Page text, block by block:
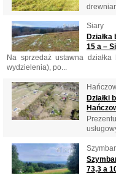
Siary
15 a –
Na sprzedaż ustawna
wydzielenia), po...
Działki
73,3 a